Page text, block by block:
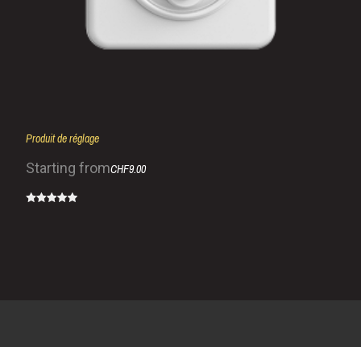
Produit de réglage
Starting fromCHF9.00